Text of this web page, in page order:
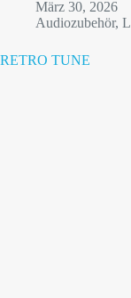
März 30, 2026
Audiozubehör,
RETRO TUNE